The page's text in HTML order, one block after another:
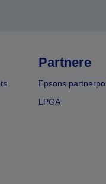
Partnere
Epsons
LPGA